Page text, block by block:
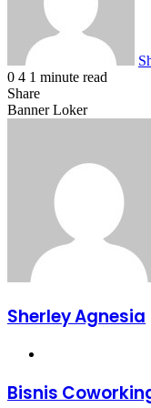
0 4 1 minute read
Facebook
X
LinkedIn
WhatsApp
Share
via
Share
Facebook
X
LinkedIn
WhatsApp
Share
Banner Loker
Sherley Agnesia
Bisnis
Coworking
Bisnis